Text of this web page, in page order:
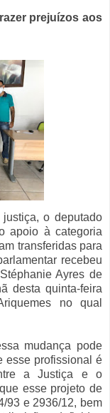
prejuízos aos
o deputado
apoio à categoria
transferidas para
recebeu
Ayres de
desta quinta-feira
no qual
mudança pode
esse profissional é
a Justiça e o
esse projeto de
93 e 2936/12, bem